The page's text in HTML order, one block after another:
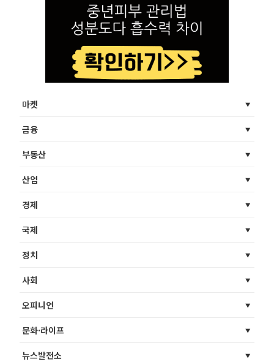
마켓
금융
부동산
산업
경제
국제
정치
사회
오피니언
문화·라이프
뉴스발전소